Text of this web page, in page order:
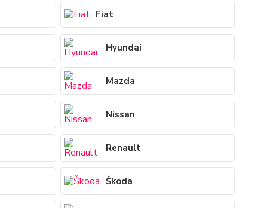
Fiat
Hyundai
Mazda
Nissan
Renault
Škoda